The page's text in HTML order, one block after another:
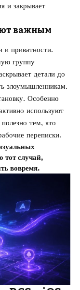
и закрывает
важным
и приватности.
группу
детали до
злоумышленникам.
Особенно
используют
тем, кто
переписки.
тот случай,
вовремя.